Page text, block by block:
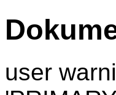
user